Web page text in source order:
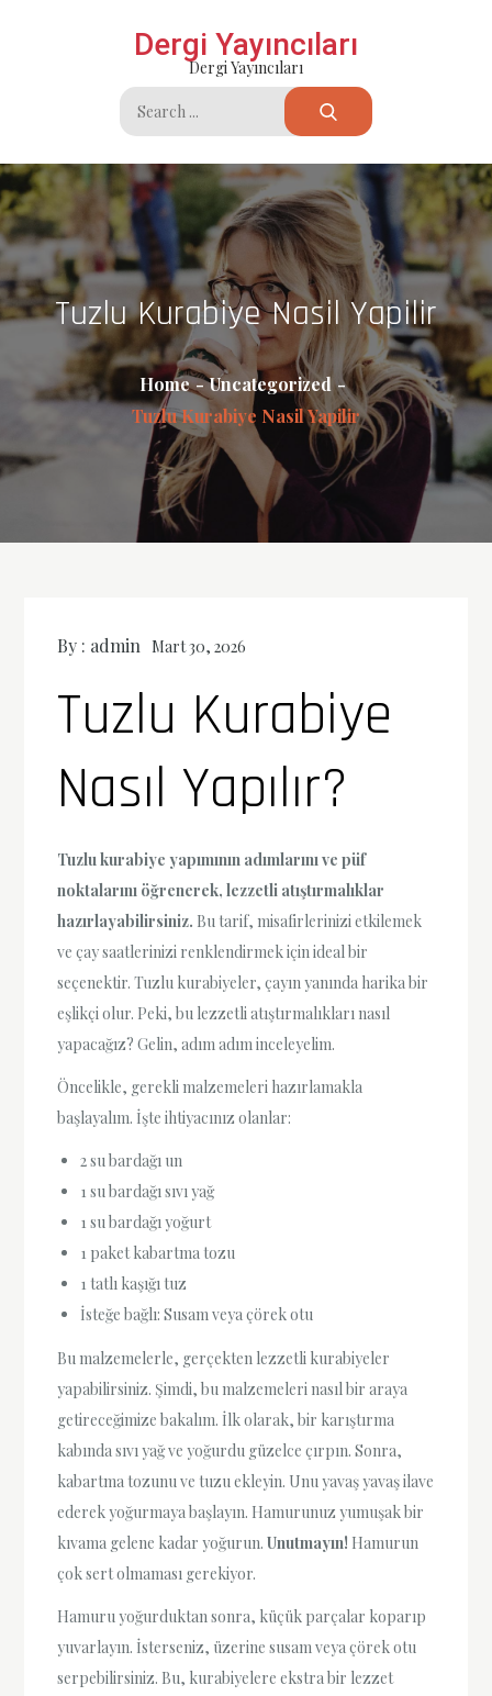
Dergi Yayıncıları
Dergi Yayıncıları
Search
for:
Tuzlu Kurabiye Nasil Yapilir
Home
Uncategorized
Tuzlu Kurabiye Nasil Yapilir
By : admin Mart 30, 2026
Tuzlu Kurabiye
Nasıl Yapılır?
Tuzlu kurabiye yapımının adımlarını ve püf
noktalarını öğrenerek, lezzetli atıştırmalıklar
hazırlayabilirsiniz. Bu tarif, misafirlerinizi etkilemek
ve çay saatlerinizi renklendirmek için ideal bir
seçenektir. Tuzlu kurabiyeler, çayın yanında harika bir
eşlikçi olur. Peki, bu lezzetli atıştırmalıkları nasıl
yapacağız? Gelin, adım adım inceleyelim.
Öncelikle, gerekli malzemeleri hazırlamakla
başlayalım. İşte ihtiyacınız olanlar:
2 su bardağı un
1 su bardağı sıvı yağ
1 su bardağı yoğurt
1 paket kabartma tozu
1 tatlı kaşığı tuz
İsteğe bağlı: Susam veya çörek otu
Bu malzemelerle, gerçekten lezzetli kurabiyeler
yapabilirsiniz. Şimdi, bu malzemeleri nasıl bir araya
getireceğimize bakalım. İlk olarak, bir karıştırma
kabında sıvı yağ ve yoğurdu güzelce çırpın. Sonra,
kabartma tozunu ve tuzu ekleyin. Unu yavaş yavaş ilave
ederek yoğurmaya başlayın. Hamurunuz yumuşak bir
kıvama gelene kadar yoğurun.Unutmayın! Hamurun
çok sert olmaması gerekiyor.
Hamuru yoğurduktan sonra, küçük parçalar koparıp
yuvarlayın. İsterseniz, üzerine susam veya çörek otu
serpebilirsiniz. Bu, kurabiyelere ekstra bir lezzet